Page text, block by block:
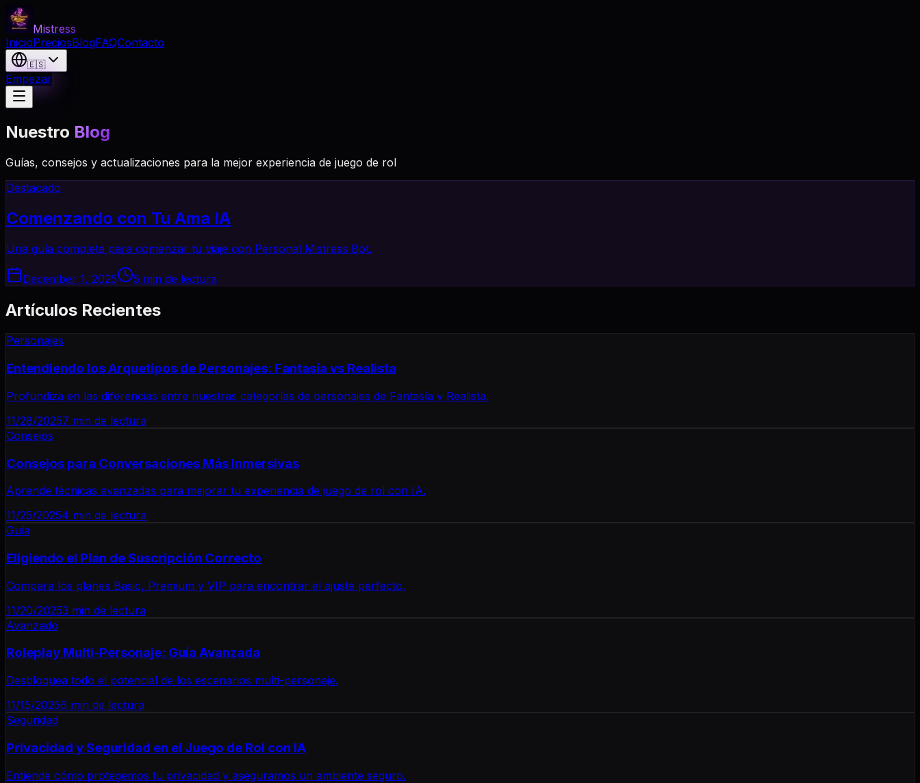
Mistress
InicioPreciosBlogFAQContacto
🇪🇸
Empezar
Nuestro Blog
Guías, consejos y actualizaciones para la mejor experiencia de juego de rol
Destacado
Comenzando con Tu Ama IA
Una guía completa para comenzar tu viaje con Personal Mistress Bot.
December 1, 2025 5 min de lectura
Artículos Recientes
Personajes
Entendiendo los Arquetipos de Personajes: Fantasía vs Realista
Profundiza en las diferencias entre nuestras categorías de personajes de Fantasía y Realista.
11/28/20257 min de lectura
Consejos
Consejos para Conversaciones Más Inmersivas
Aprende técnicas avanzadas para mejorar tu experiencia de juego de rol con IA.
11/25/20254 min de lectura
Guía
Eligiendo el Plan de Suscripción Correcto
Compara los planes Basic, Premium y VIP para encontrar el ajuste perfecto.
11/20/20253 min de lectura
Avanzado
Roleplay Multi-Personaje: Guía Avanzada
Desbloquea todo el potencial de los escenarios multi-personaje.
11/15/20256 min de lectura
Seguridad
Privacidad y Seguridad en el Juego de Rol con IA
Entiende cómo protegemos tu privacidad y aseguramos un ambiente seguro.